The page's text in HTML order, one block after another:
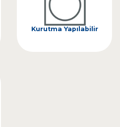
Kurutma Yapılabilir